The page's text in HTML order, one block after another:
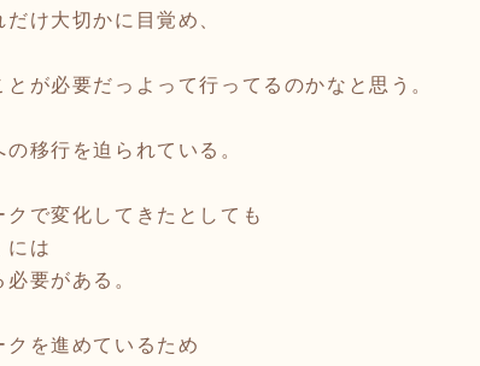
け大切かに目覚め、
が必要だっよって行ってるのかなと思う。
移行を迫られている。
で変化してきたとしても
には
要がある。
を進めているため